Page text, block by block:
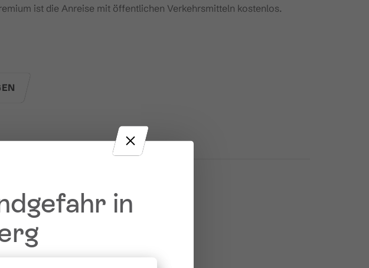
ist die Anreise mit öffentlichen Verkehrsmitteln kostenlos.
in